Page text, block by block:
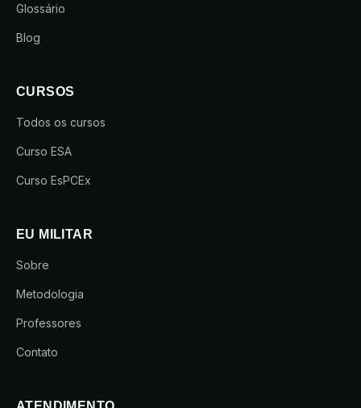
Glossário
Blog
CURSOS
Todos os cursos
Curso ESA
Curso EsPCEx
EU MILITAR
Sobre
Metodologia
Professores
Contato